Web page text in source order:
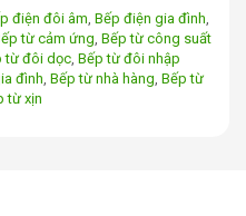
Mặt kính chịu lực, chịu nhiệt
không chỉ mang lại vẻ
lau chùi và bền bỉ.
năng này, công suất
cho phép nấu ăn
điện đôi âm, Bếp điện gia đình,
từ cảm ứng, Bếp từ công suất
từ đôi dọc, Bếp từ đôi nhập
đình, Bếp từ nhà hàng, Bếp từ
từ xịn